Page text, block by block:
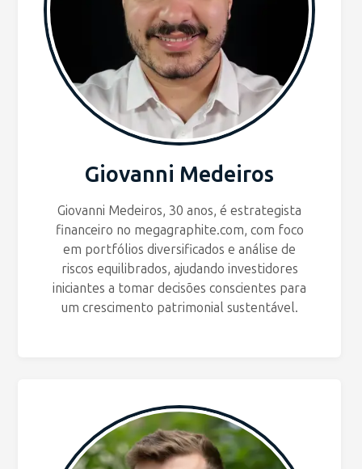
Giovanni Medeiros
Giovanni Medeiros, 30 anos, é estrategista
financeiro no megagraphite.com, com foco
em portfólios diversificados e análise de
riscos equilibrados, ajudando investidores
iniciantes a tomar decisões conscientes para
um crescimento patrimonial sustentável.